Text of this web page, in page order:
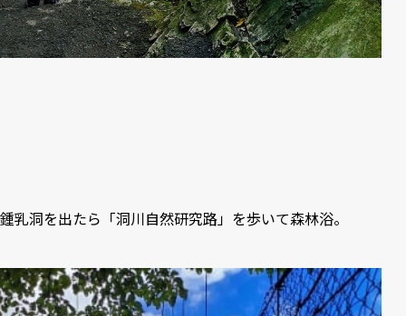
鍾乳洞を出たら「洞川自然研究路」を歩いて森林浴。